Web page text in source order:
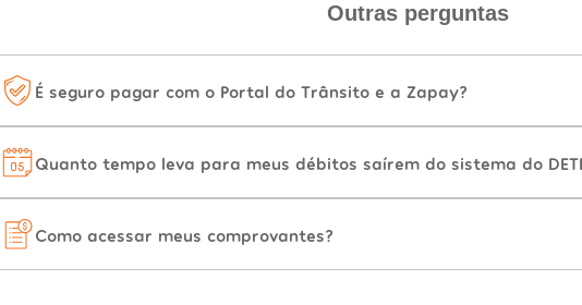
Outras perguntas
É seguro pagar com o Portal do Trânsito e a Zapay?
Quanto tempo leva para meus débitos saírem do sistema do
Como acessar meus comprovantes?